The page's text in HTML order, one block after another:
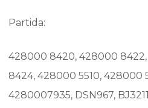
Partida:
428000 8420, 428000
8424, 428000 5510, 428000
4280007935, DSN967,